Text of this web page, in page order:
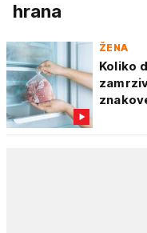
hrana
ŽENA
Koliko